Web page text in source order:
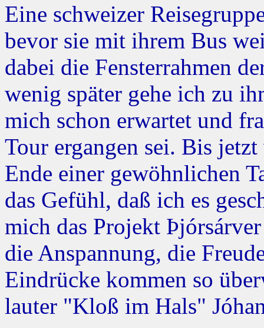
Eine schweizer
bevor sie mit ihrem Bus
dabei die Fensterrahmen
wenig später gehe ich zu
mich schon erwartet und
Tour ergangen sei. Bis
Ende einer gewöhnlichen
das Gefühl, daß ich es
mich das Projekt
die Anspannung, die
Eindrücke kommen so
lauter "Kloß im Hals"